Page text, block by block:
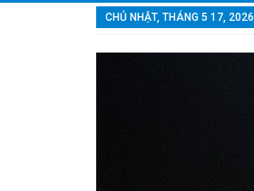
CHỦ NHẬT, THÁNG 5 17, 2026